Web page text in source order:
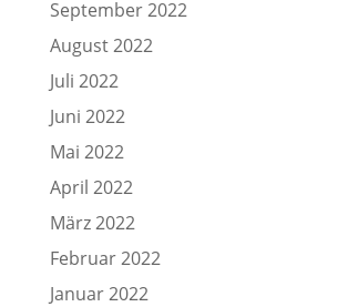
September 2022
August 2022
Juli 2022
Juni 2022
Mai 2022
April 2022
März 2022
Februar 2022
Januar 2022